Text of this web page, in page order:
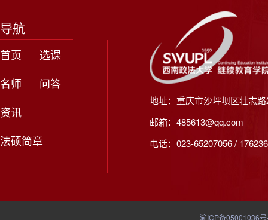
导航
首页
选课
名师
问答
资讯
法硕简章
地址：重庆市沙坪坝区壮志
邮箱：485613@qq.com
电话：023-65207056 /
渝ICP备05001036